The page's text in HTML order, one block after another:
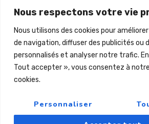
Nous respectons votre vie
Nous utilisons des cookies pour
de navigation, diffuser des publicités ou
personnalisés et analyser notre trafic.
Tout accepter », vous consentez à
cookies.
Personnaliser
03 26 86 32 50